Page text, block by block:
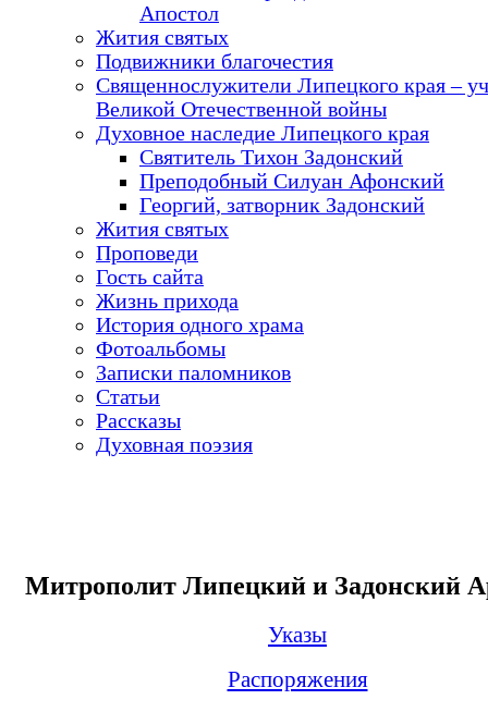
Апостол
Жития святых
Подвижники благочестия
Священнослужители Липецкого края –
Великой Отечественной войны
Духовное наследие Липецкого края
Святитель Тихон Задонский
Преподобный Силуан Афонский
Георгий, затворник Задонский
Жития святых
Проповеди
Гость сайта
Жизнь прихода
История одного храма
Фотоальбомы
Записки паломников
Статьи
Рассказы
Духовная поэзия
Митрополит Липецкий и Задонский
Указы
Распоряжения